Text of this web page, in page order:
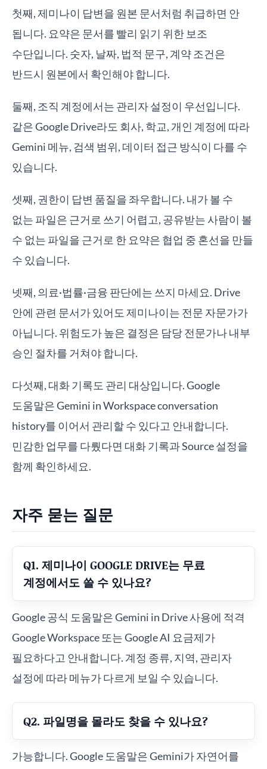
첫째, 제미나이 답변을 원본 문서처럼 취급하면 안
됩니다. 요약은 문서를 빨리 읽기 위한 보조
수단입니다. 숫자, 날짜, 법적 문구, 계약 조건은
반드시 원본에서 확인해야 합니다.
둘째, 조직 계정에서는 관리자 설정이 우선입니다.
같은 Google Drive라도 회사, 학교, 개인 계정에 따라
Gemini 메뉴, 검색 범위, 데이터 접근 방식이 다를 수
있습니다.
셋째, 권한이 답변 품질을 좌우합니다. 내가 볼 수
없는 파일은 근거로 쓰기 어렵고, 공유받는 사람이 볼
수 없는 파일을 근거로 한 요약은 협업 중 혼선을 만들
수 있습니다.
넷째, 의료·법률·금융 판단에는 쓰지 마세요. Drive
안에 관련 문서가 있어도 제미나이는 전문 자문가가
아닙니다. 위험도가 높은 결정은 담당 전문가나 내부
승인 절차를 거쳐야 합니다.
다섯째, 대화 기록도 관리 대상입니다. Google
도움말은 Gemini in Workspace conversation
history를 이어서 관리할 수 있다고 안내합니다.
민감한 업무를 다뤘다면 대화 기록과 Source 설정을
함께 확인하세요.
자주 묻는 질문
Q1. 제미나이 GOOGLE DRIVE는 무료
계정에서도 쓸 수 있나요?
Google 공식 도움말은 Gemini in Drive 사용에 적격
Google Workspace 또는 Google AI 요금제가
필요하다고 안내합니다. 계정 종류, 지역, 관리자
설정에 따라 메뉴가 다르게 보일 수 있습니다.
Q2. 파일명을 몰라도 찾을 수 있나요?
가능합니다. Google 도움말은 Gemini가 자연어를